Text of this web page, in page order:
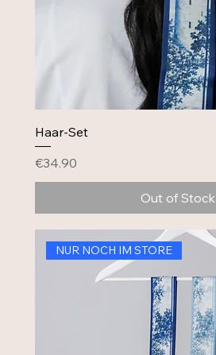
Haar-Set
Price
€34.90
Out of Stock
NUR NOCH IM STORE